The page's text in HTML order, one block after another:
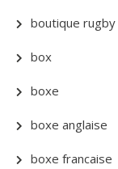
boutique rugby
box
boxe
boxe anglaise
boxe francaise